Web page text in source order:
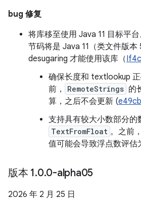
bug 修复
将库移至使用 Java 11 目标平
节码将是 Java 11（类文件版
desugaring 才能使用该库（
确保长度和 textlookup
前，
RemoteStrings 的
算，之后不会更新 (
支持具有较大小数部分的
TextFromFloat 。之前
值可能会导致浮点数评估
版本 1.0.0-alpha05
2026 年 2 月 25 日